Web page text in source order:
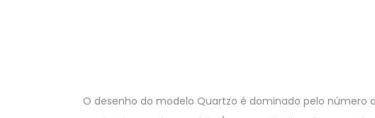
O desenho do modelo Quartzo é dominado pelo